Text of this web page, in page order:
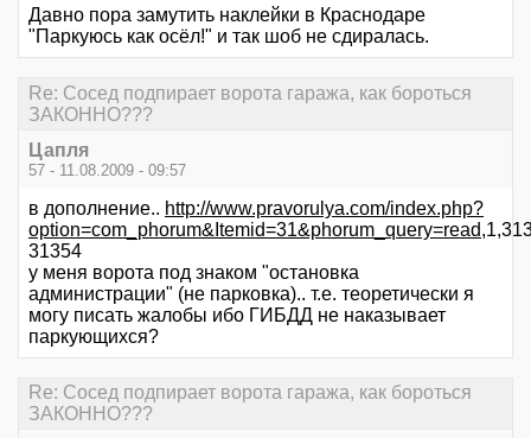
Давно пора замутить наклейки в Краснодаре
"Паркуюсь как осёл!" и так шоб не сдиралась.
Re: Сосед подпирает ворота гаража, как бороться
ЗАКОННО???
Цапля
57 - 11.08.2009 - 09:57
в дополнение.. http://www.pravorulya.com/index.php?
option=com_phorum&Itemid=31&phorum_query=read
31354
у меня ворота под знаком "остановка
администрации" (не парковка).. т.е. теоретически я
могу писать жалобы ибо ГИБДД не наказывает
паркующихся?
Re: Сосед подпирает ворота гаража, как бороться
ЗАКОННО???